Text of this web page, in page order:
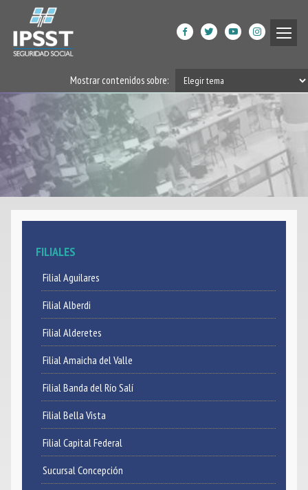
Institucional
Prestaciones de Salud
Acción Social
Beneficiarios
DPGRM Centro de Calidad
de Vida
Mostrar contenidos sobre:
FILIALES
Filial Aguilares
Filial Alberdi
Filial Alderetes
Filial Amaicha del Valle
Filial Banda del Río Salí
Filial Bella Vista
Filial Capital Federal
Sucursal Concepción